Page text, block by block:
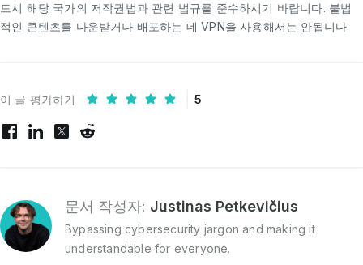
드시 해당 국가의 저작권법과 관련 법규를 준수하시기 바랍니다. 불법
적인 콘텐츠를 다운받거나 배포하는 데 VPN을 사용해서는 안됩니다.
이 글 평가하기 5
문서 작성자: Justinas Petkevičius
Bypassing cybersecurity jargon and making it
understandable for everyone.